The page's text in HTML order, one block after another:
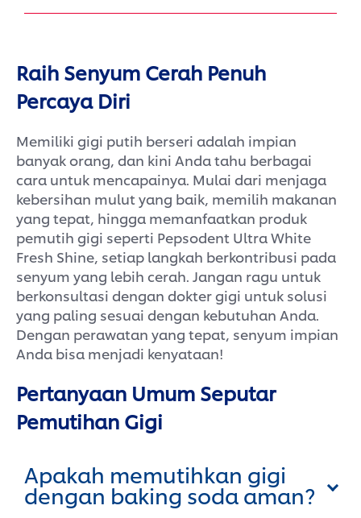
Raih Senyum Cerah Penuh
Percaya Diri
Memiliki gigi putih berseri adalah impian
banyak orang, dan kini Anda tahu berbagai
cara untuk mencapainya. Mulai dari menjaga
kebersihan mulut yang baik, memilih makanan
yang tepat, hingga memanfaatkan produk
pemutih gigi seperti Pepsodent Ultra White
Fresh Shine, setiap langkah berkontribusi pada
senyum yang lebih cerah. Jangan ragu untuk
berkonsultasi dengan dokter gigi untuk solusi
yang paling sesuai dengan kebutuhan Anda.
Dengan perawatan yang tepat, senyum impian
Anda bisa menjadi kenyataan!
Pertanyaan Umum Seputar
Pemutihan Gigi
Apakah memutihkan gigi
dengan baking soda aman?